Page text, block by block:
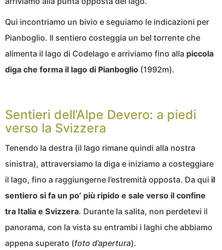
Qui incontriamo un bivio e seguiamo le indicazioni per
Pianboglio. Il sentiero costeggia un bel torrente che
alimenta il lago di Codelago e arriviamo fino alla piccola
diga che forma il lago di Pianboglio (1992m).
Sentieri dell’Alpe Devero: a piedi
verso la Svizzera
Tenendo la destra (il lago rimane quindi alla nostra
sinistra), attraversiamo la diga e iniziamo a costeggiare
il lago, fino a raggiungerne l’estremità opposta. Da qui il
sentiero si fa un po’ più ripido e sale verso il confine
tra Italia e Svizzera. Durante la salita, non perdetevi il
panorama, con la vista su entrambi i laghi che abbiamo
appena superato (foto d’apertura).